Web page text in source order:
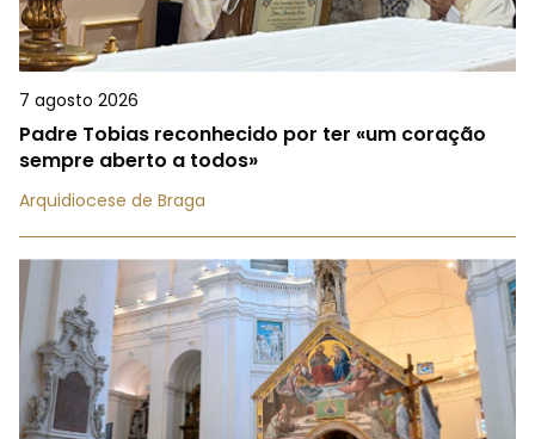
7 agosto 2026
Padre Tobias reconhecido por ter «um coração
sempre aberto a todos»
Arquidiocese de Braga